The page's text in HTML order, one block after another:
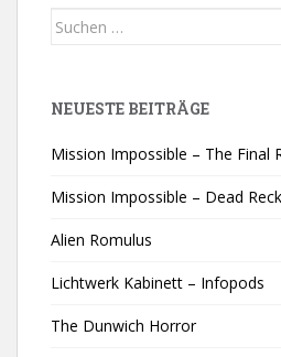
Suchen
NEUESTE BEITRÄGE
Mission Impossible – The Final
Mission Impossible – Dead
Alien Romulus
Lichtwerk Kabinett – Infopods
The Dunwich Horror